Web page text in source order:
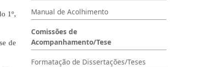
1º,
de
Manual de Acolhimento
Comissões de
Acompanhamento/Tese
Formatação de Dissertações/Teses